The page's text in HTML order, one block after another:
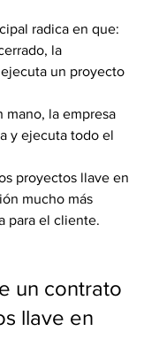
radica en que:
la
un proyecto
mano, la empresa
y ejecuta todo el
proyectos llave en
mucho más
para el cliente.
un contrato
llave en